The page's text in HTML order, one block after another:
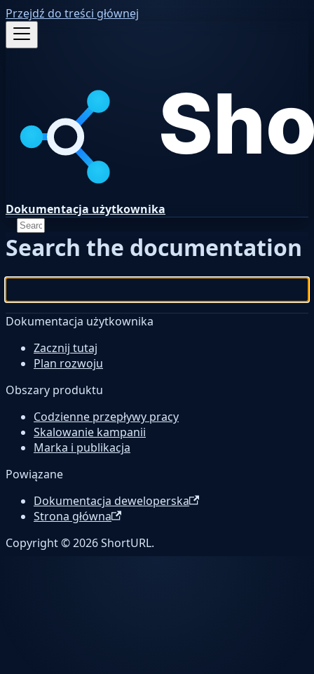
Przejdź do treści głównej
Dokumentacja użytkownika
Search the documentation
Dokumentacja użytkownika
Zacznij tutaj
Plan rozwoju
Obszary produktu
Codzienne przepływy pracy
Skalowanie kampanii
Marka i publikacja
Powiązane
Dokumentacja deweloperska
Strona główna
Copyright © 2026 ShortURL.